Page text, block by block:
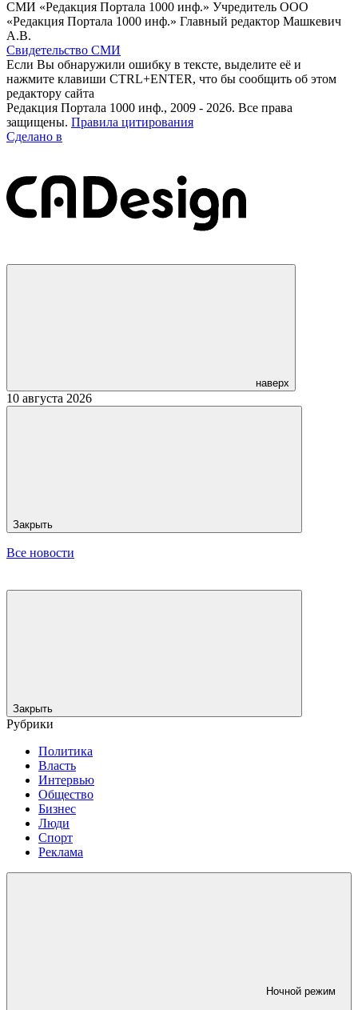
СМИ «Редакция Портала 1000 инф.» Учредитель ООО
«Редакция Портала 1000 инф.» Главный редактор Машкевич
А.В.
Свидетельство СМИ
Если Вы обнаружили ошибку в тексте, выделите её и
нажмите клавиши CTRL+ENTER, что бы сообщить об этом
редактору сайта
Редакция Портала 1000 инф., 2009 - 2026. Все права
защищены. Правила цитирования
Сделано в
наверх
10 августа 2026
Закрыть
Все новости
Закрыть
Рубрики
Политика
Власть
Интервью
Общество
Бизнес
Люди
Спорт
Реклама
Ночной режим